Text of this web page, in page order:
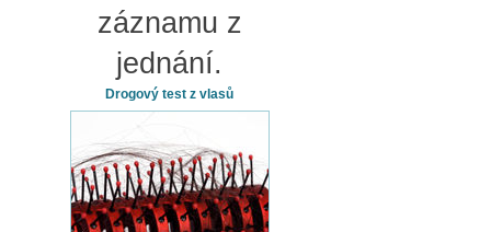
záznamu z
jednání.
Drogový test z vlasů